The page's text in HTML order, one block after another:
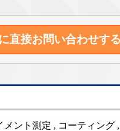
直接お問い合わせする
ント測定 , コーティング